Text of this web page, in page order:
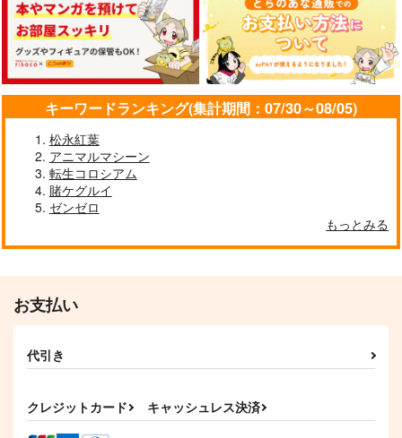
キーワードランキング(集計期間：07/30～08/05)
松永紅葉
アニマルマシーン
転生コロシアム
賭ケグルイ
ゼンゼロ
もっとみる
お支払い
代引き
クレジットカード キャッシュレス決済